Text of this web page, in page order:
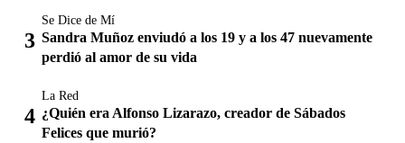
Se Dice de Mí
Sandra Muñoz enviudó a los 19 y a los 47 nuevamente
perdió al amor de su vida
La Red
¿Quién era Alfonso Lizarazo, creador de Sábados
Felices que murió?